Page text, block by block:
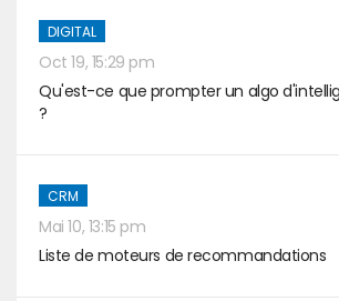
DIGITAL
Oct 19, 15:29 pm
Qu'est-ce que prompter un algo
?
CRM
Mai 10, 13:15 pm
Liste de moteurs de recommandations